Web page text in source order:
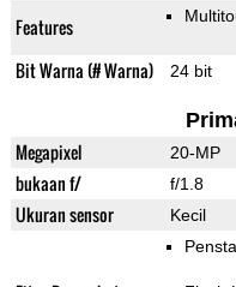
Features
Bit Warna (# Warna) 24 bit
Megapixel 20-MP
bukaan f/ f/1.8
Ukuran sensor Kecil